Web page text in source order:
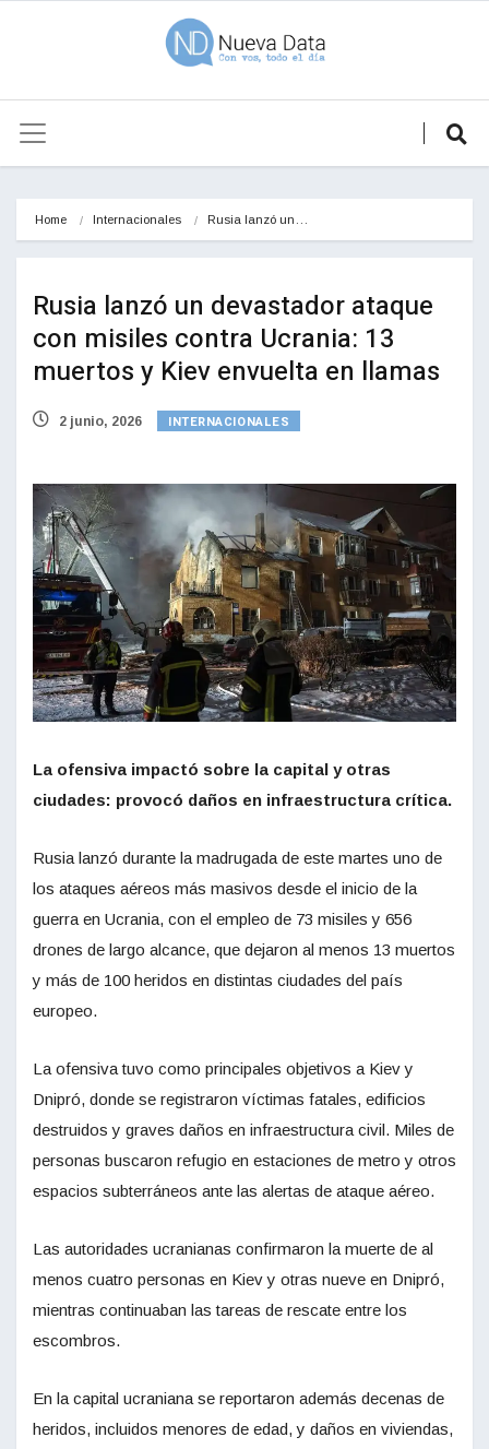
Home Internacionales Rusia lanzó un…
Rusia lanzó un devastador ataque
con misiles contra Ucrania: 13
muertos y Kiev envuelta en llamas
2 junio, 2026 INTERNACIONALES
La ofensiva impactó sobre la capital y otras
ciudades: provocó daños en infraestructura crítica.
Rusia lanzó durante la madrugada de este martes uno de
los ataques aéreos más masivos desde el inicio de la
guerra en Ucrania, con el empleo de 73 misiles y 656
drones de largo alcance, que dejaron al menos 13 muertos
y más de 100 heridos en distintas ciudades del país
europeo.
La ofensiva tuvo como principales objetivos a Kiev y
Dnipró, donde se registraron víctimas fatales, edificios
destruidos y graves daños en infraestructura civil. Miles de
personas buscaron refugio en estaciones de metro y otros
espacios subterráneos ante las alertas de ataque aéreo.
Las autoridades ucranianas confirmaron la muerte de al
menos cuatro personas en Kiev y otras nueve en Dnipró,
mientras continuaban las tareas de rescate entre los
escombros.
En la capital ucraniana se reportaron además decenas de
heridos, incluidos menores de edad, y daños en viviendas,